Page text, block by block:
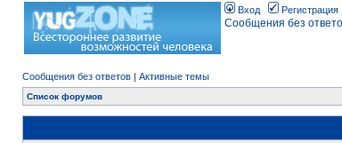
Вход Регистрация
Сообщения без
Сообщения без ответов | Активные темы
Список форумов